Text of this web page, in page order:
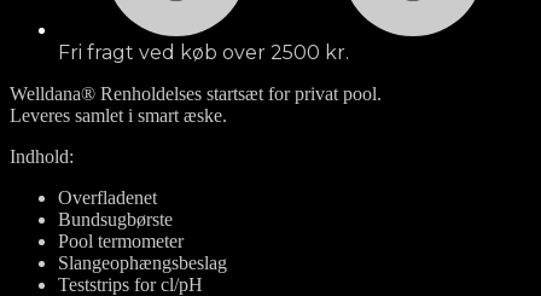
Fri fragt ved køb over 2500 kr.
Welldana® Renholdelses startsæt for privat pool.
Leveres samlet i smart æske.
Indhold:
Overfladenet
Bundsugbørste
Pool termometer
Slangeophængsbeslag
Teststrips for cl/pH